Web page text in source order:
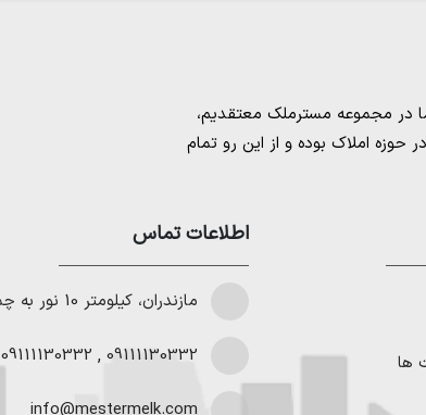
مسترملک معتقدیم،
املاک بوده و از این رو تمام
را برای مشتریانمان به ارمغان
زمین در نوشهر
خرید زمین در
،خرید ویلا در نور
خرید ویلا در
ها
اطلاعات تماس
مازندران، کیلومتر 10 نور به چمستان
09111130332
,
09111130332
info@mestermelk.com